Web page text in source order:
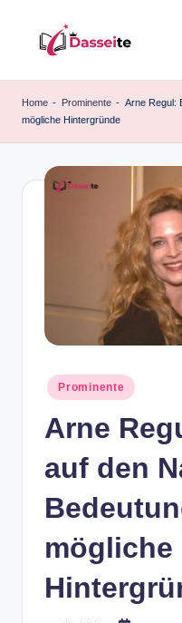
content
a
e
Home - Prominente - Arne Regul:
mögliche Hintergründe
Posted
in
Prominente
Arne
auf den
mögliche